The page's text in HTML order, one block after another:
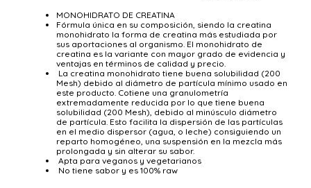
MONOHIDRATO DE CREATINA
Fórmula única en su composición, siendo la creatina
monohidrato la forma de creatina más estudiada por
sus aportaciones al organismo. El monohidrato de
creatina es la variante con mayor grado de evidencia y
ventajas en términos de calidad y precio.
La creatina monohidrato tiene buena solubilidad (200
Mesh) debido al diámetro de partícula mínimo usado en
este producto. Cotiene una granulometría
extremadamente reducida por lo que tiene buena
solubilidad (200 Mesh), debido al minúsculo diámetro
de partícula. Esto facilita la dispersión de las partículas
en el medio dispersor (agua, o leche) consiguiendo un
reparto homogéneo, una suspensión en la mezcla más
prolongada y sin alterar su sabor.
Apta para veganos y vegetarianos
No tiene sabor y es 100% raw